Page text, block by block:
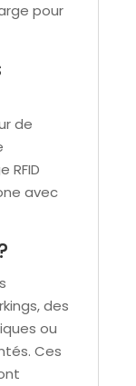
pour
de
RFID
avec
des
ou
Ces